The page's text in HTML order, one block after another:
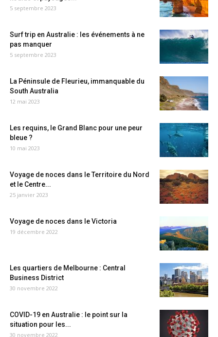
5 septembre 2023
Surf trip en Australie : les événements à ne
pas manquer
5 septembre 2023
La Péninsule de Fleurieu, immanquable du
South Australia
12 mai 2023
Les requins, le Grand Blanc pour une peur
bleue ?
10 mai 2023
Voyage de noces dans le Territoire du Nord
et le Centre...
25 janvier 2023
Voyage de noces dans le Victoria
19 décembre 2022
Les quartiers de Melbourne : Central
Business District
30 novembre 2022
COVID-19 en Australie : le point sur la
situation pour les...
30 novembre 2022